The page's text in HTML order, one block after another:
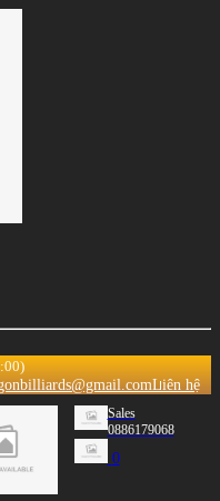
Liên hệ
Sales
0886179068
0